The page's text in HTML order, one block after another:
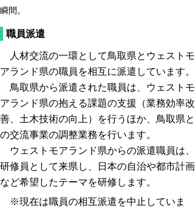
瞬間。
職員派遣
人材交流の一環として鳥取県とウェストモ
アランド県の職員を相互に派遣しています。
鳥取県から派遣された職員は、ウェストモ
アランド県の抱える課題の支援（業務効率改
善、土木技術の向上）を行うほか、鳥取県と
の交流事業の調整業務を行います。
ウェストモアランド県からの派遣職員は、
研修員として来県し、日本の自治や都市計画
など希望したテーマを研修します。
※現在は職員の相互派遣を中止していま